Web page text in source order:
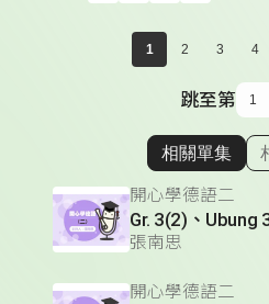
1 2 3 4
跳至第
顯
相關單集
開心學德語二
Gr. 3(2)、Ubung
張南思
開心學德語二